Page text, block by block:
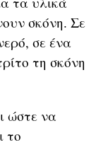
σκόνη. Σε
σε ένα
τη σκόνη
ώστε να
το